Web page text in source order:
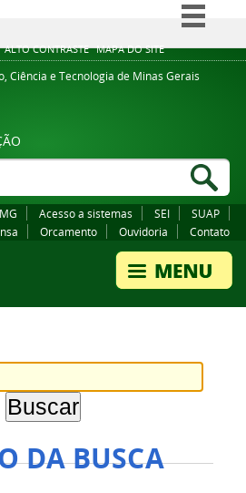
ALTO CONTRASTE MAPA DO SITE
Simplifique!
Comunica BR
Legislação
Ciência e Tecnologia de Minas Gerais
Acesso a sistemas SEI
SUAP
Orcamento Ouvidoria Contato
DA BUSCA